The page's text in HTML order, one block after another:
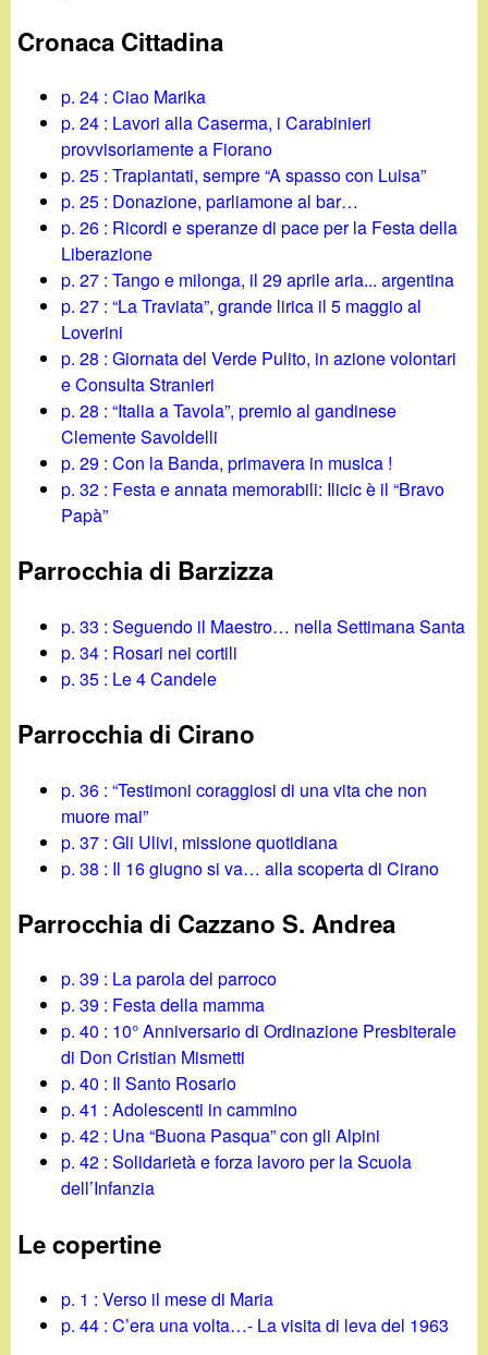
Cronaca Cittadina
p. 24 : Ciao Marika
p. 24 : Lavori alla Caserma, i Carabinieri
provvisoriamente a Fiorano
p. 25 : Trapiantati, sempre “A spasso con Luisa”
p. 25 : Donazione, parliamone al bar…
p. 26 : Ricordi e speranze di pace per la Festa della
Liberazione
p. 27 : Tango e milonga, il 29 aprile aria... argentina
p. 27 : “La Traviata”, grande lirica il 5 maggio al
Loverini
p. 28 : Giornata del Verde Pulito, in azione volontari
e Consulta Stranieri
p. 28 : “Italia a Tavola”, premio al gandinese
Clemente Savoldelli
p. 29 : Con la Banda, primavera in musica !
p. 32 : Festa e annata memorabili: Ilicic è il “Bravo
Papà”
Parrocchia di Barzizza
p. 33 : Seguendo il Maestro… nella Settimana Santa
p. 34 : Rosari nei cortili
p. 35 : Le 4 Candele
Parrocchia di Cirano
p. 36 : “Testimoni coraggiosi di una vita che non
muore mai”
p. 37 : Gli Ulivi, missione quotidiana
p. 38 : Il 16 giugno si va… alla scoperta di Cirano
Parrocchia di Cazzano S. Andrea
p. 39 : La parola del parroco
p. 39 : Festa della mamma
p. 40 : 10° Anniversario di Ordinazione Presbiterale
di Don Cristian Mismetti
p. 40 : Il Santo Rosario
p. 41 : Adolescenti in cammino
p. 42 : Una “Buona Pasqua” con gli Alpini
p. 42 : Solidarietà e forza lavoro per la Scuola
dell’Infanzia
Le copertine
p. 1 : Verso il mese di Maria
p. 44 : C’era una volta…- La visita di leva del 1963